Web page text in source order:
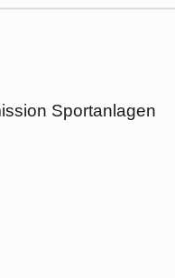
Sportanlagen